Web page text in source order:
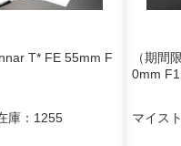
T* FE 55mm F
庫： 1255
（期間
0mm
マイス